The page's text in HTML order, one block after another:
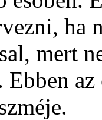
ha
mert
Ebben